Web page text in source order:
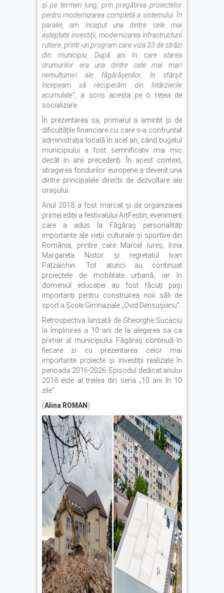
și pe termen lung, prin pregătirea proiectelor
pentru modernizarea completă a sistemului. În
paralel, am început una dintre cele mai
așteptate investiții, modernizarea infrastructurii
rutiere, printr-un program care viza 33 de străzi
din municipiu. După ani în care starea
drumurilor era una dintre cele mai mari
nemulțumiri ale făgărășenilor, în sfârșit
începeam să recuperăm din întârzierile
acumulate”, a scris acesta pe o rețea de
socializare.
În prezentarea sa, primarul a amintit și de
dificultățile financiare cu care s-a confruntat
administrația locală în acel an, când bugetul
municipiului a fost semnificativ mai mic
decât în anii precedenți. În acest context,
atragerea fondurilor europene a devenit una
dintre principalele direcții de dezvoltare ale
orașului.
Anul 2018 a fost marcat și de organizarea
primei ediții a festivalului ArtFestin, eveniment
care a adus la Făgăraș personalități
importante ale vieții culturale și sportive din
România, printre care Marcel Iureș, Irina
Margareta Nistor și regretatul Ivan
Patzaichin. Tot atunci au continuat
proiectele de mobilitate urbană, iar în
domeniul educației au fost făcuți pași
importanți pentru construirea noii săli de
sport a Școlii Gimnaziale „Ovid Densușianu”.
Retrospectiva lansată de Gheorghe Sucaciu
la împlinirea a 10 ani de la alegerea sa ca
primar al municipiului Făgăraș continuă în
fiecare zi cu prezentarea celor mai
importante proiecte și investiții realizate în
perioada 2016-2026. Episodul dedicat anului
2018 este al treilea din seria „10 ani în 10
zile”.
(Alina ROMAN )